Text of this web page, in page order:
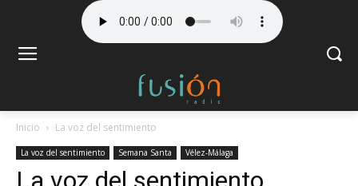
Inicio La voz del sentimiento
La voz del sentimiento Semana Santa Vélez-Málaga